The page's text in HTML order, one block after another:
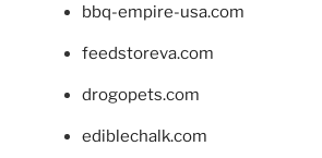
bbq-empire-usa.com
feedstoreva.com
drogopets.com
ediblechalk.com